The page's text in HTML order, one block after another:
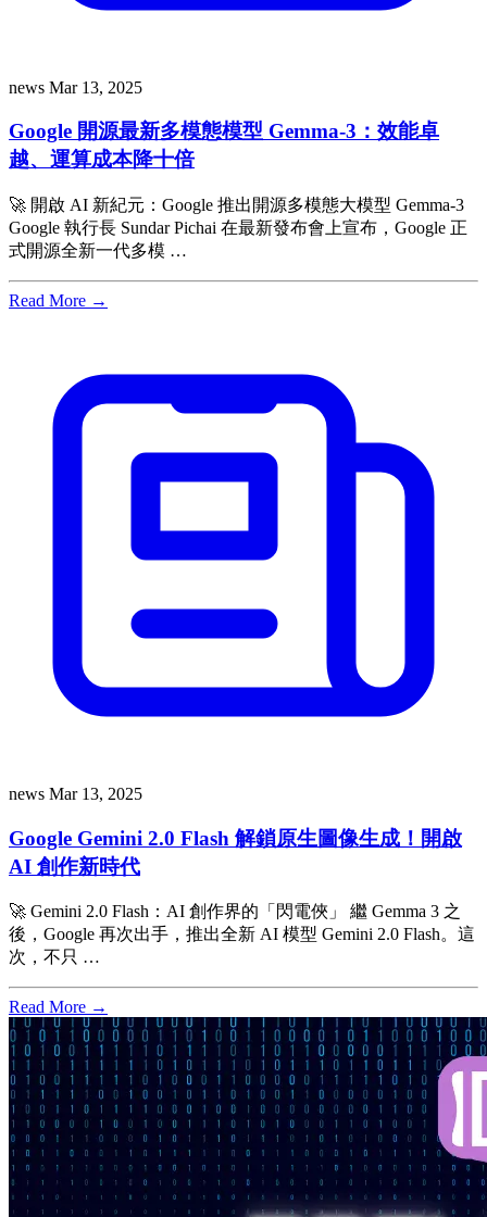
news Mar 13, 2025
Google 開源最新多模態模型 Gemma-3：效能卓
越、運算成本降十倍
🚀 開啟 AI 新紀元：Google 推出開源多模態大模型 Gemma-3
Google 執行長 Sundar Pichai 在最新發布會上宣布，Google 正
式開源全新一代多模 …
Read More →
news Mar 13, 2025
Google Gemini 2.0 Flash 解鎖原生圖像生成！開啟
AI 創作新時代
🚀 Gemini 2.0 Flash：AI 創作界的「閃電俠」 繼 Gemma 3 之
後，Google 再次出手，推出全新 AI 模型 Gemini 2.0 Flash。這
次，不只 …
Read More →